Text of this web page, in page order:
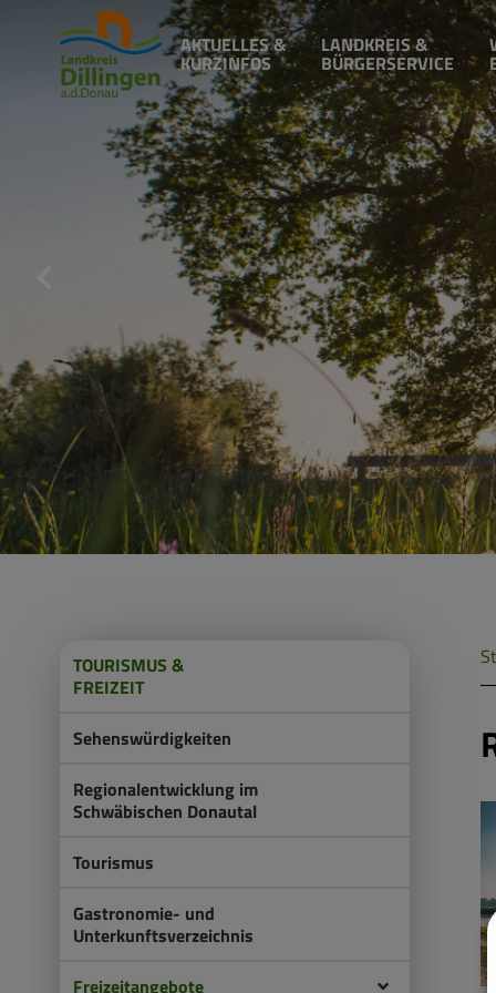
AKTUELLES &
KURZINFOS
LANDKREIS &
BÜRGERSERVICE
TOURISMUS &
FREIZEIT
Sehenswürdigkeiten
Regionalentwicklung im
Schwäbischen Donautal
Tourismus
Gastronomie- und
Unterkunftsverzeichnis
Freizeitangebote